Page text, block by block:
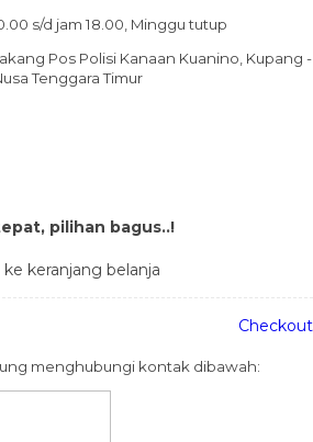
s/d jam 18.00, Minggu tutup
Pos Polisi Kanaan Kuanino, Kupang -
Tenggara Timur
pilihan bagus..!
keranjang belanja
Checkout
menghubungi kontak dibawah: